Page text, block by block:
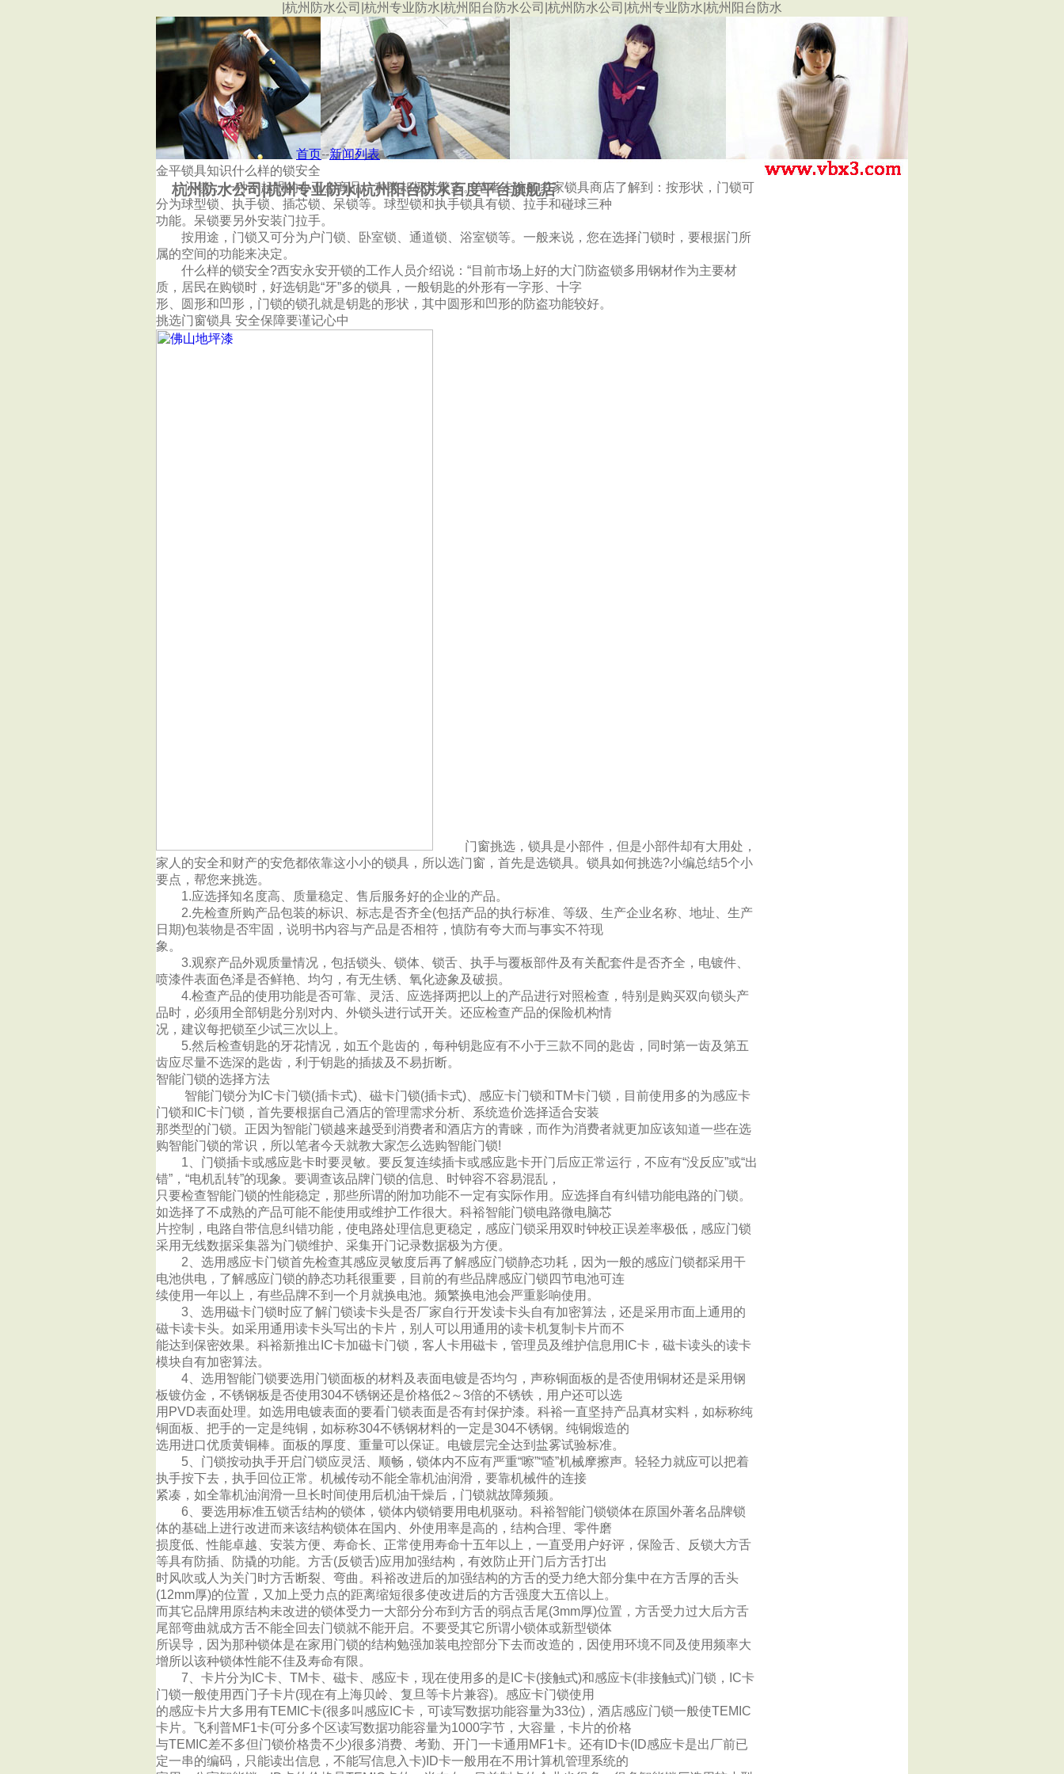
|杭州防水公司|杭州专业防水|杭州阳台防水公司|杭州防水公司|杭州专业防水|杭州阳台防水
杭州防水公司|杭州专业防水|杭州阳台防水百度平台旗舰店
首页 杭州金鹏防水工程有限公司
首页--新闻列表
金平锁具知识什么样的锁安全
门锁，一种不起眼的小五金商品，种类却极其繁多。笔者走访了多家锁具商店了解到：按形状，门锁可
分为球型锁、执手锁、插芯锁、呆锁等。球型锁和执手锁具有锁、拉手和碰球三种
功能。呆锁要另外安装门拉手。
按用途，门锁又可分为户门锁、卧室锁、通道锁、浴室锁等。一般来说，您在选择门锁时，要根据门所
属的空间的功能来决定。
什么样的锁安全?西安永安开锁的工作人员介绍说：“目前市场上好的大门防盗锁多用钢材作为主要材
质，居民在购锁时，好选钥匙“牙”多的锁具，一般钥匙的外形有一字形、十字
形、圆形和凹形，门锁的锁孔就是钥匙的形状，其中圆形和凹形的防盗功能较好。
挑选门窗锁具 安全保障要谨记心中
门窗挑选，锁具是小部件，但是小部件却有大用处，
家人的安全和财产的安危都依靠这小小的锁具，所以选门窗，首先是选锁具。锁具如何挑选?小编总结5个小
要点，帮您来挑选。
1.应选择知名度高、质量稳定、售后服务好的企业的产品。
2.先检查所购产品包装的标识、标志是否齐全(包括产品的执行标准、等级、生产企业名称、地址、生产
日期)包装物是否牢固，说明书内容与产品是否相符，慎防有夸大而与事实不符现
象。
3.观察产品外观质量情况，包括锁头、锁体、锁舌、执手与覆板部件及有关配套件是否齐全，电镀件、
喷漆件表面色泽是否鲜艳、均匀，有无生锈、氧化迹象及破损。
4.检查产品的使用功能是否可靠、灵活、应选择两把以上的产品进行对照检查，特别是购买双向锁头产
品时，必须用全部钥匙分别对内、外锁头进行试开关。还应检查产品的保险机构情
况，建议每把锁至少试三次以上。
5.然后检查钥匙的牙花情况，如五个匙齿的，每种钥匙应有不小于三款不同的匙齿，同时第一齿及第五
齿应尽量不选深的匙齿，利于钥匙的插拔及不易折断。
智能门锁的选择方法
智能门锁分为IC卡门锁(插卡式)、磁卡门锁(插卡式)、感应卡门锁和TM卡门锁，目前使用多的为感应卡
门锁和IC卡门锁，首先要根据自己酒店的管理需求分析、系统造价选择适合安装
那类型的门锁。正因为智能门锁越来越受到消费者和酒店方的青睐，而作为消费者就更加应该知道一些在选
购智能门锁的常识，所以笔者今天就教大家怎么选购智能门锁!
1、门锁插卡或感应匙卡时要灵敏。要反复连续插卡或感应匙卡开门后应正常运行，不应有“没反应”或“出
错”，“电机乱转”的现象。要调查该品牌门锁的信息、时钟容不容易混乱，
只要检查智能门锁的性能稳定，那些所谓的附加功能不一定有实际作用。应选择自有纠错功能电路的门锁。
如选择了不成熟的产品可能不能使用或维护工作很大。科裕智能门锁电路微电脑芯
片控制，电路自带信息纠错功能，使电路处理信息更稳定，感应门锁采用双时钟校正误差率极低，感应门锁
采用无线数据采集器为门锁维护、采集开门记录数据极为方便。
2、选用感应卡门锁首先检查其感应灵敏度后再了解感应门锁静态功耗，因为一般的感应门锁都采用干
电池供电，了解感应门锁的静态功耗很重要，目前的有些品牌感应门锁四节电池可连
续使用一年以上，有些品牌不到一个月就换电池。频繁换电池会严重影响使用。
3、选用磁卡门锁时应了解门锁读卡头是否厂家自行开发读卡头自有加密算法，还是采用市面上通用的
磁卡读卡头。如采用通用读卡头写出的卡片，别人可以用通用的读卡机复制卡片而不
能达到保密效果。科裕新推出IC卡加磁卡门锁，客人卡用磁卡，管理员及维护信息用IC卡，磁卡读头的读卡
模块自有加密算法。
4、选用智能门锁要选用门锁面板的材料及表面电镀是否均匀，声称铜面板的是否使用铜材还是采用钢
板镀仿金，不锈钢板是否使用304不锈钢还是价格低2～3倍的不锈铁，用户还可以选
用PVD表面处理。如选用电镀表面的要看门锁表面是否有封保护漆。科裕一直坚持产品真材实料，如标称纯
铜面板、把手的一定是纯铜，如标称304不锈钢材料的一定是304不锈钢。纯铜煅造的
选用进口优质黄铜棒。面板的厚度、重量可以保证。电镀层完全达到盐雾试验标准。
5、门锁按动执手开启门锁应灵活、顺畅，锁体内不应有严重“嚓”“喳”机械摩擦声。轻轻力就应可以把着
执手按下去，执手回位正常。机械传动不能全靠机油润滑，要靠机械件的连接
紧凑，如全靠机油润滑一旦长时间使用后机油干燥后，门锁就故障频频。
6、要选用标准五锁舌结构的锁体，锁体内锁销要用电机驱动。科裕智能门锁锁体在原国外著名品牌锁
体的基础上进行改进而来该结构锁体在国内、外使用率是高的，结构合理、零件磨
损度低、性能卓越、安装方便、寿命长、正常使用寿命十五年以上，一直受用户好评，保险舌、反锁大方舌
等具有防插、防撬的功能。方舌(反锁舌)应用加强结构，有效防止开门后方舌打出
时风吹或人为关门时方舌断裂、弯曲。科裕改进后的加强结构的方舌的受力绝大部分集中在方舌厚的舌头
(12mm厚)的位置，又加上受力点的距离缩短很多使改进后的方舌强度大五倍以上。
而其它品牌用原结构未改进的锁体受力一大部分分布到方舌的弱点舌尾(3mm厚)位置，方舌受力过大后方舌
尾部弯曲就成方舌不能全回去门锁就不能开启。不要受其它所谓小锁体或新型锁体
所误导，因为那种锁体是在家用门锁的结构勉强加装电控部分下去而改造的，因使用环境不同及使用频率大
增所以该种锁体性能不佳及寿命有限。
7、卡片分为IC卡、TM卡、磁卡、感应卡，现在使用多的是IC卡(接触式)和感应卡(非接触式)门锁，IC卡
门锁一般使用西门子卡片(现在有上海贝岭、复旦等卡片兼容)。感应卡门锁使用
的感应卡片大多用有TEMIC卡(很多叫感应IC卡，可读写数据功能容量为33位)，酒店感应门锁一般使TEMIC
卡片。飞利普MF1卡(可分多个区读写数据功能容量为1000字节，大容量，卡片的价格
与TEMIC差不多但门锁价格贵不少)很多消费、考勤、开门一卡通用MF1卡。还有ID卡(ID感应卡是出厂前已
定一串的编码，只能读出信息，不能写信息入卡)ID卡一般用在不用计算机管理系统的